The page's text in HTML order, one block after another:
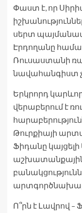
Փաստ է, որ
սերտ
Էրդողանը
Ռուսաստանի
նավահանգիստ
Երկրորդ
վերաբերում է
Թուրքիայի
Ֆիդանը կայցելի
Ո՞րն է Լավրով –